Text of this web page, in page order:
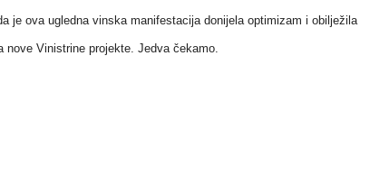
je ova ugledna vinska manifestacija donijela optimizam i obilježila
Vinistrine projekte. Jedva čekamo.